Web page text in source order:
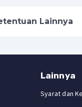
Lainnya
Lainnya
Syarat dan